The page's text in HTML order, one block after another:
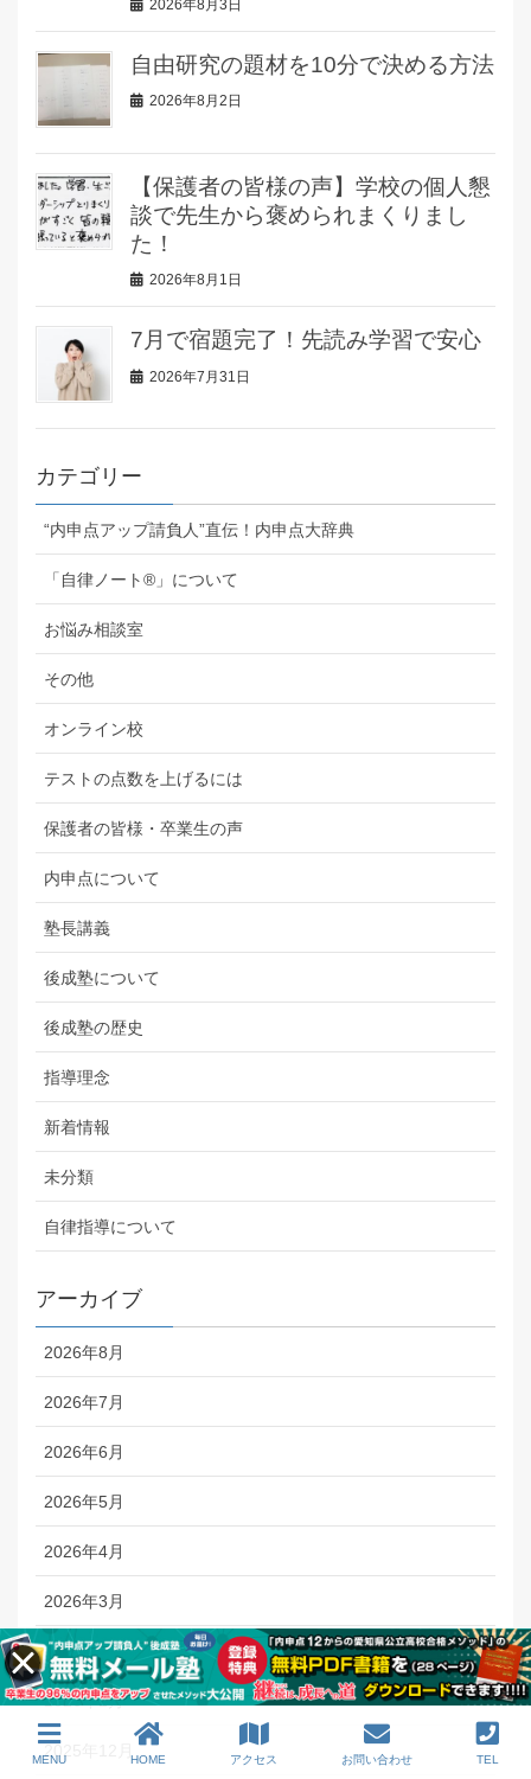
2026年8月3日
自由研究の題材を10分で決める方法
2026年8月2日
【保護者の皆様の声】学校の個人懇
談で先生から褒められまくりまし
た！
2026年8月1日
7月で宿題完了！先読み学習で安心
2026年7月31日
カテゴリー
“内申点アップ請負人”直伝！内申点大辞典
「自律ノート®」について
お悩み相談室
その他
オンライン校
テストの点数を上げるには
保護者の皆様・卒業生の声
内申点について
塾長講義
後成塾について
後成塾の歴史
指導理念
新着情報
未分類
自律指導について
アーカイブ
2026年8月
2026年7月
2026年6月
2026年5月
2026年4月
2026年3月
2026年2月
2026年1月
2025年12月
MENU HOME アクセス お問い合わせ TEL